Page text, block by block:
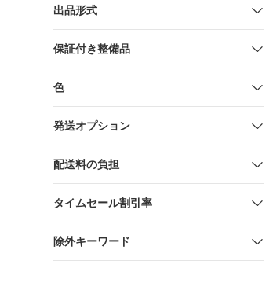
出品形式
保証付き整備品
色
発送オプション
配送料の負担
タイムセール割引率
除外キーワード